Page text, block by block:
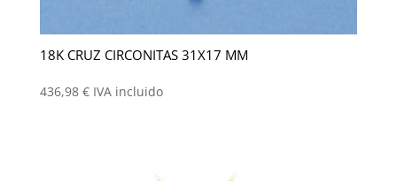
18K CRUZ CIRCONITAS 31X17 MM
436,98 € IVA incluido